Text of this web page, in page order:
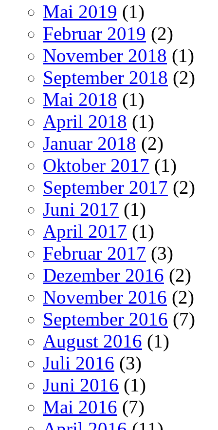
Mai 2019 (1)
Februar 2019 (2)
November 2018 (1)
September 2018 (2)
Mai 2018 (1)
April 2018 (1)
Januar 2018 (2)
Oktober 2017 (1)
September 2017 (2)
Juni 2017 (1)
April 2017 (1)
Februar 2017 (3)
Dezember 2016 (2)
November 2016 (2)
September 2016 (7)
August 2016 (1)
Juli 2016 (3)
Juni 2016 (1)
Mai 2016 (7)